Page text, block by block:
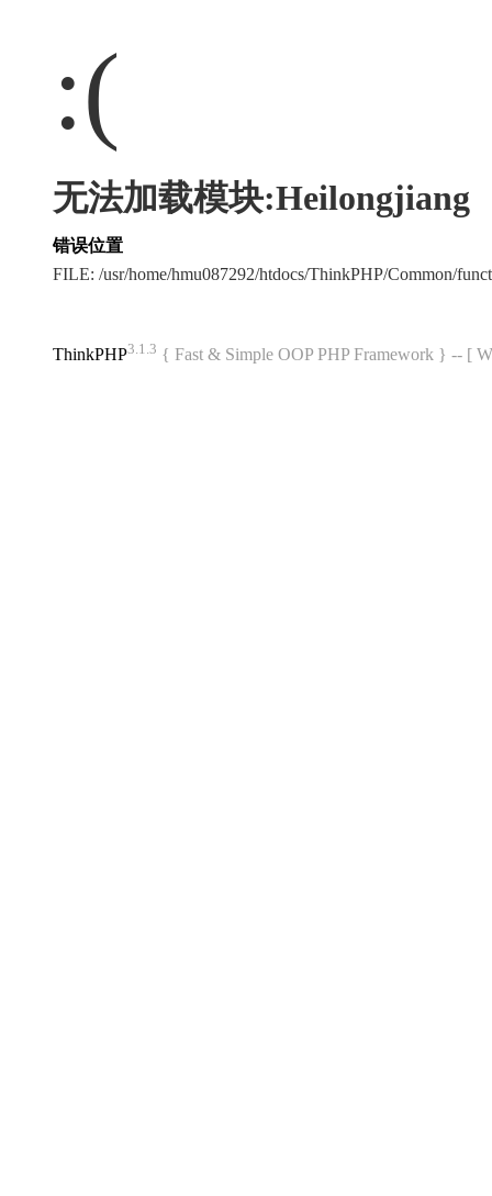
:(
无法加载模块:Heilongjiang
错误位置
FILE: /usr/home/hmu087292/htdocs/ThinkPHP/Common/
ThinkPHP3.1.3 { Fast & Simple OOP PHP Framework } -- [